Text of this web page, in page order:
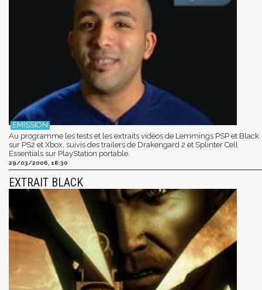
Au programme les tests et les extraits vidéos de Lemmings PSP et Black
sur PS2 et Xbox, suivis des trailers de Drakengard 2 et Splinter Cell
Essentials sur PlayStation portable.
29/03/2006, 18:30
EXTRAIT BLACK